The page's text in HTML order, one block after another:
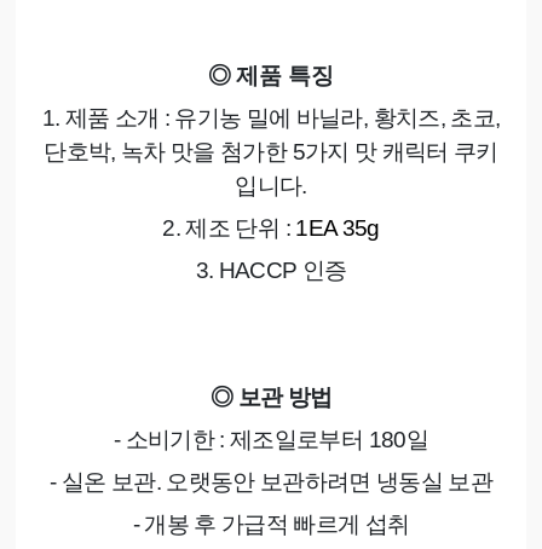
◎제품 특징
1. 제품 소개 : 유기농 밀에 바닐라, 황치즈, 초코,
단호박, 녹차 맛을 첨가한 5가지 맛 캐릭터 쿠키
입니다.
2.제조 단위 : 1EA 35g
3. HACCP 인증
◎ 보관 방법
- 소비기한:제조일로부터 180일
- 실온 보관. 오랫동안 보관하려면 냉동실 보관
- 개봉 후 가급적 빠르게 섭취